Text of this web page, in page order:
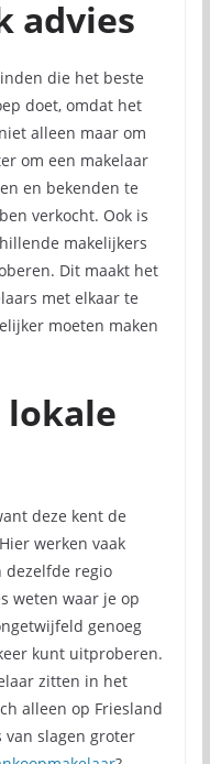
advies
die het beste
doet, omdat het
alleen maar om
om een makelaar
en bekenden te
verkocht. Ook is
makelijkers
Dit maakt het
met elkaar te
moeten maken
lokale
deze kent de
werken vaak
dezelfde regio
weten waar je op
genoeg
kunt uitproberen.
zitten in het
alleen op Friesland
van slagen groter